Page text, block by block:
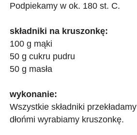
Podpiekamy w ok. 180 st. C.
składniki na kruszonkę:
100 g mąki
50 g cukru pudru
50 g masła
wykonanie:
Wszystkie składniki
dłońmi wyrabiamy kruszonkę.